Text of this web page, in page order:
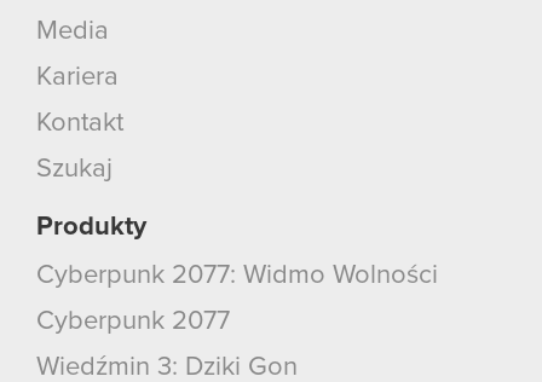
Media
Kariera
Kontakt
Szukaj
Produkty
Cyberpunk 2077: Widmo Wolności
Cyberpunk 2077
Wiedźmin 3: Dziki Gon